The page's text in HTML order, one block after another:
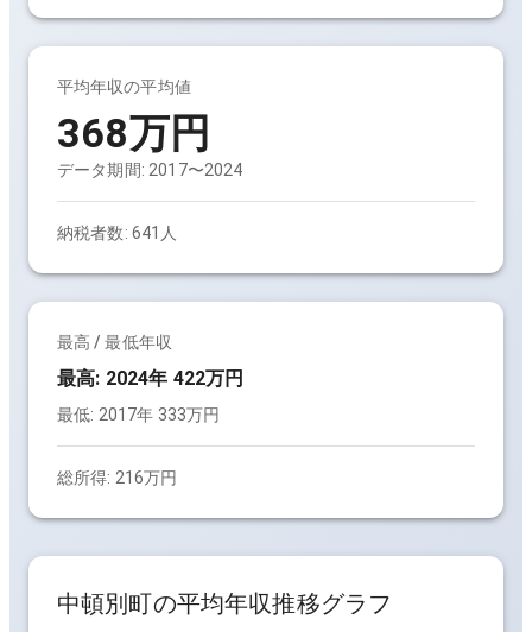
平均年収の平均値
368万円
データ期間: 2017〜2024
納税者数: 641人
最高 / 最低年収
最高: 2024年 422万円
最低: 2017年 333万円
総所得: 216万円
中頓別町の平均年収推移グラフ